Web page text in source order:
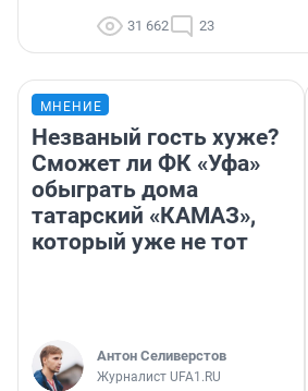
31 662 23
МНЕНИЕ
Незваный гость хуже?
Сможет ли ФК «Уфа»
обыграть дома
татарский «КАМАЗ»,
который уже не тот
Антон Селиверстов
Журналист UFA1.RU